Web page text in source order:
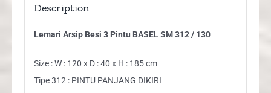
Description
Lemari Arsip Besi 3 Pintu BASEL SM 312 / 130
Size : W : 120 x D : 40 x H : 185 cm
Tipe 312 : PINTU PANJANG DIKIRI